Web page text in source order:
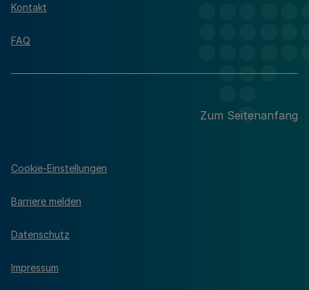
Kontakt
FAQ
Zum Seitenanfang
Cookie-Einstellungen
Barriere melden
Datenschutz
Impressum